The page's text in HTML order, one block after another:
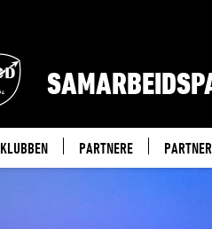
KLUBBEN PARTNERE